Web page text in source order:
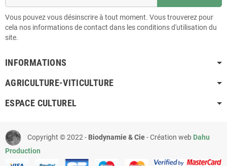
Vous pouvez vous désinscrire à tout moment. Vous trouverez pour
cela nos informations de contact dans les conditions d'utilisation du
site.
INFORMATIONS
AGRICULTURE-VITICULTURE
ESPACE CULTUREL
Copyright © 2022 - Biodynamie & Cie- Création web Dahu
Production